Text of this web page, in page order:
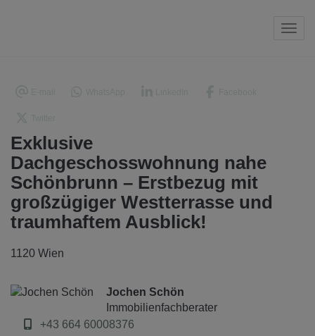
Exklusive
Dachgeschosswohnung nahe
Schönbrunn – Erstbezug mit
großzügiger Westterrasse und
traumhaftem Ausblick!
1120 Wien
Jochen Schön
Immobilienfachberater
+43 664 60008376